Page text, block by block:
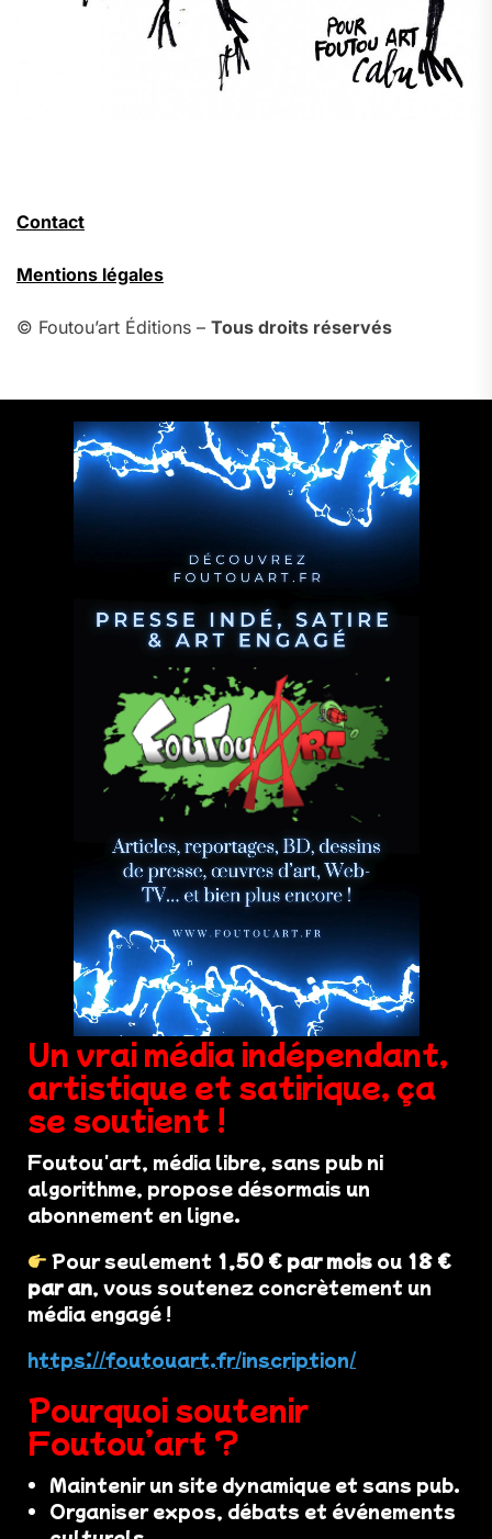
Contact
Mentions légales
© Foutou’art Éditions – Tous droits réservés
Un vrai média indépendant,
artistique et satirique, ça
se soutient !
Foutou'art, média libre, sans pub ni
algorithme, propose désormais un
abonnement en ligne.
Pour seulement 1,50 € par mois ou 18 €
par an, vous soutenez concrètement un
média engagé !
https://foutouart.fr/inscription/
Pourquoi soutenir
Foutou’art ?
Maintenir un site dynamique et sans pub.
Organiser expos, débats et événements